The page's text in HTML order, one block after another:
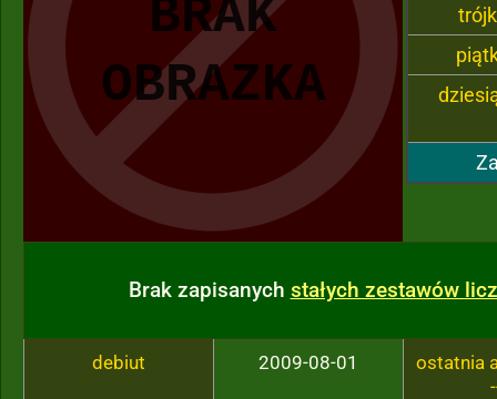
Brak zapisanych stałych zestawów
debiut 2009-08-01
ostatnia